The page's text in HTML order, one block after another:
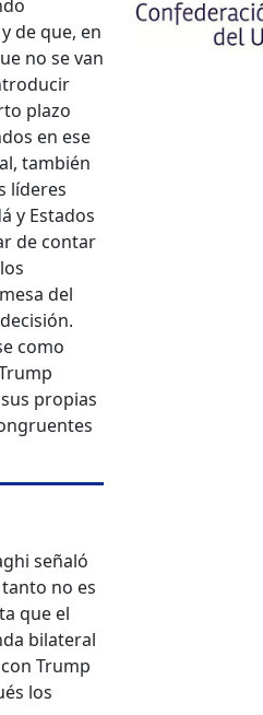
de que, en
no se van
plazo
en ese
también
líderes
y Estados
de contar
del
como
propias
señaló
no es
que el
bilateral
Trump
los